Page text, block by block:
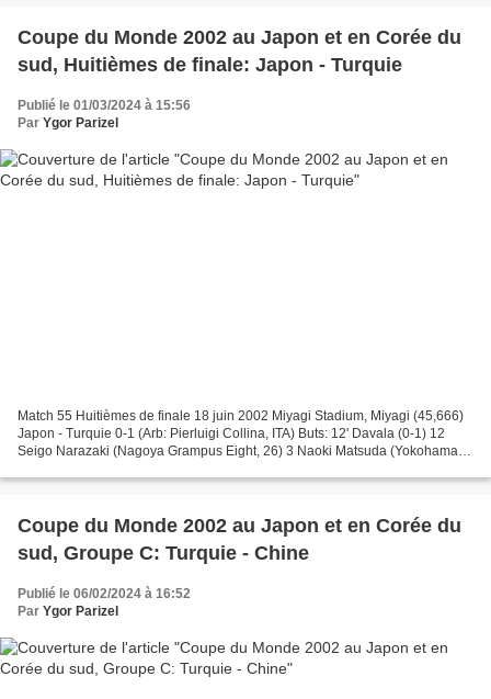
Coupe du Monde 2002 au Japon et en Corée du
sud, Huitièmes de finale: Japon - Turquie
Publié le 01/03/2024 à 15:56
Par Ygor Parizel
Match 55 Huitièmes de finale 18 juin 2002 Miyagi Stadium, Miyagi (45,666)
Japon - Turquie 0-1 (Arb: Pierluigi Collina, ITA) Buts: 12' Davala (0-1) 12
Seigo Narazaki (Nagoya Grampus Eight, 26) 3 Naoki Matsuda (Yokohama
Coupe du Monde 2002 au Japon et en Corée du
sud, Groupe C: Turquie - Chine
Publié le 06/02/2024 à 16:52
Par Ygor Parizel